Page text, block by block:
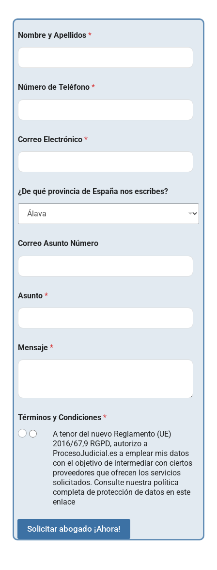
Nombre y Apellidos *
Número de Teléfono *
Correo Electrónico *
¿De qué provincia de España nos escribes?
Correo Asunto Número
Asunto *
Mensaje *
Términos y Condiciones *
A tenor del nuevo Reglamento (UE)
2016/67,9 RGPD, autorizo a
ProcesoJudicial.es a emplear mis datos
con el objetivo de intermediar con ciertos
proveedores que ofrecen los servicios
solicitados. Consulte nuestra política
completa de protección de datos en este
enlace
Solicitar abogado ¡Ahora!